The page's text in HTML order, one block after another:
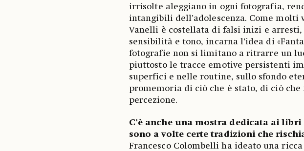
irrisolte aleggiano in ogni fotografia,
intangibili dell’adolescenza. Come molti
Vanelli è costellata di falsi inizi e arresti,
sensibilità e tono, incarna l’idea di
fotografie non si limitano a ritrarre un
piuttosto le tracce emotive persistenti
superfici e nelle routine, sullo sfondo
promemoria di ciò che è stato, di ciò
percezione.
C’è anche una mostra dedicata ai
sono a volte certe tradizioni che
Francesco Colombelli ha ideato una